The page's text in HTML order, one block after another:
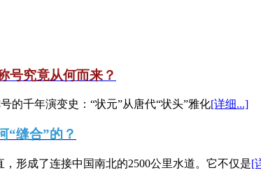
号究竟从何而来？
的千年演变史：“状元”从唐代“状头”雅化[详细...]
“缝合”的？
形成了连接中国南北的2500公里水道。它不仅是[